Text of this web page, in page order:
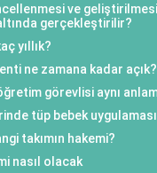
ve geliştirilmesi
gerçekleştirilir?
yıllık?
ne zamana kadar açık?
görevlisi aynı
tüp bebek uygulaması
takımın hakemi?
nasıl olacak